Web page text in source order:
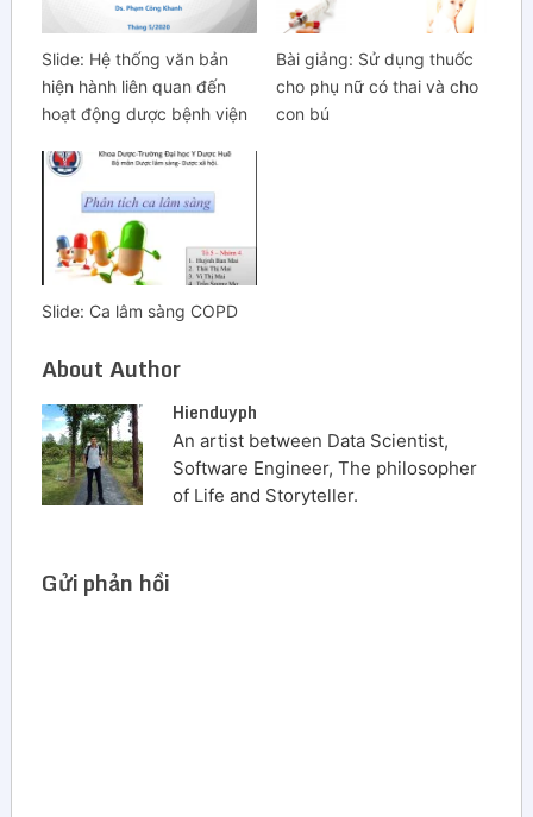
Slide: Hệ thống văn bản
hiện hành liên quan đến
hoạt động dược bệnh viện
Bài giảng: Sử dụng thuốc
cho phụ nữ có thai và cho
con bú
Slide: Ca lâm sàng COPD
About Author
Hienduyph
An artist between Data Scientist,
Software Engineer, The philosopher
of Life and Storyteller.
Gửi phản hồi